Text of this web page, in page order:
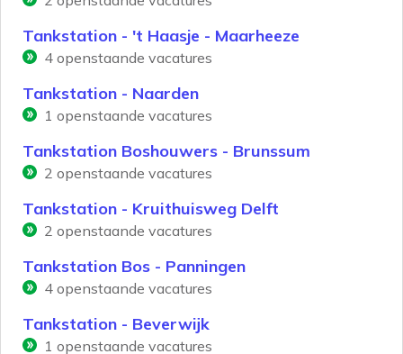
Tankstation - 't Haasje - Maarheeze
4 openstaande vacatures
Tankstation - Naarden
1 openstaande vacatures
Tankstation Boshouwers - Brunssum
2 openstaande vacatures
Tankstation - Kruithuisweg Delft
2 openstaande vacatures
Tankstation Bos - Panningen
4 openstaande vacatures
Tankstation - Beverwijk
1 openstaande vacatures